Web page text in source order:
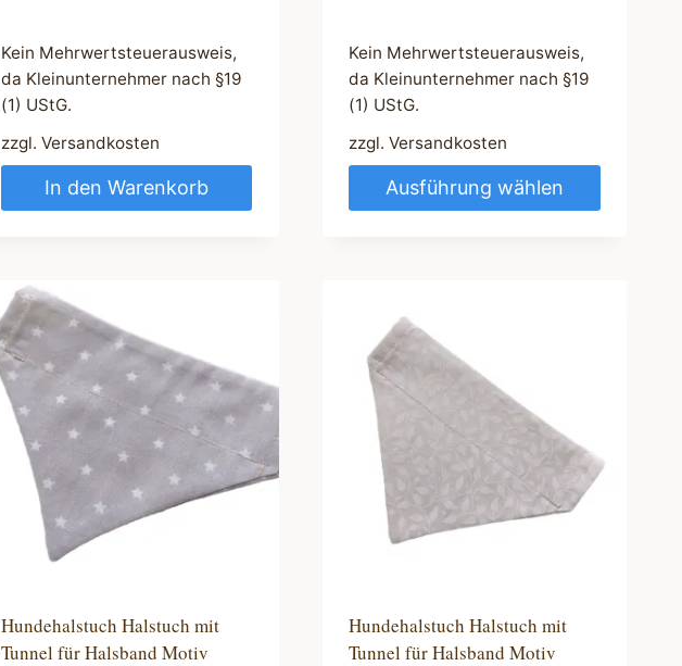
Kein Mehrwertsteuerausweis,
da Kleinunternehmer nach §19
(1) UStG.
zzgl. Versandkosten
In den Warenkorb
Kein Mehrwertsteuerausweis,
da Kleinunternehmer nach §19
(1) UStG.
zzgl. Versandkosten
Ausführung wählen
mehrere
Varianten
auf.
Die
Optionen
können
Produktseite
Hundehalstuch Halstuch mit
Tunnel für Halsband Motiv
Hundehalstuch Halstuch mit
Tunnel für Halsband Motiv